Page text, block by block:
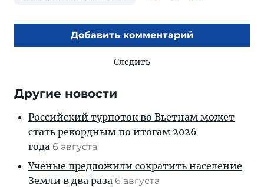
Добавить комментарий
Следить
Другие новости
Российский турпоток во Вьетнам может
стать рекордным по итогам 2026
года 6 августа
Ученые предложили сократить население
Земли в два раза 6 августа